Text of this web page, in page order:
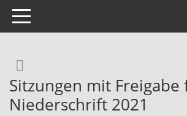
Toggle navigation
Sitzungen mit Freigabe
Niederschrift 2021